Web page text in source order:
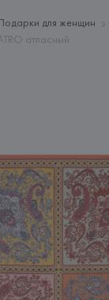
для женщин
атласный